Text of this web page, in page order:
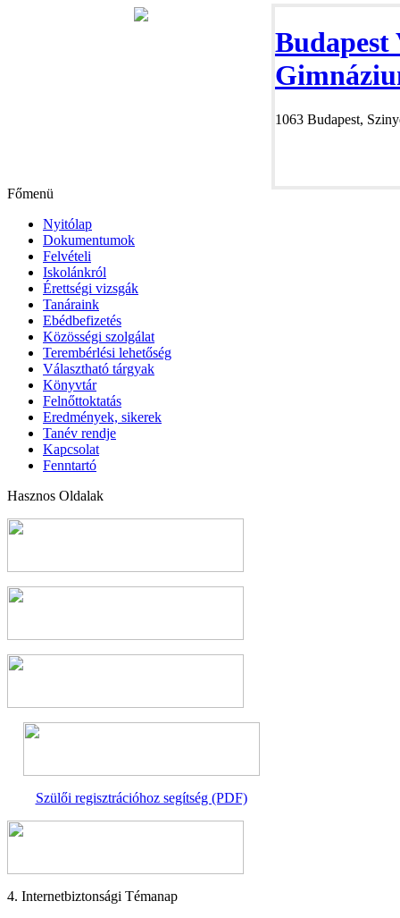
1063 Budapest,
Főmenü
Nyitólap
Dokumentumok
Felvételi
Iskolánkról
Érettségi vizsgák
Tanáraink
Ebédbefizetés
Közösségi szolgálat
Terembérlési lehetőség
Választható tárgyak
Könyvtár
Felnőttoktatás
Eredmények, sikerek
Tanév rendje
Kapcsolat
Fenntartó
Hasznos Oldalak
Szülői regisztrációhoz segítség (PDF)
4. Internetbiztonsági Témanap